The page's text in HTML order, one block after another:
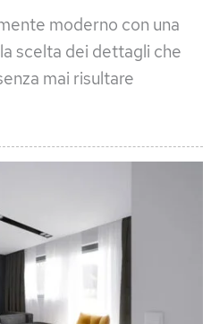
moderno con una
scelta dei dettagli che
mai risultare